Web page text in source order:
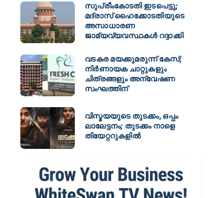
സുപ്രീംകോടതി ഇടപെട്ടു;
മദ്രാസ് ഹൈക്കോടതിയുടെ
അസാധാരണ
ജാമ്യവ്യവസ്ഥകൾ റദ്ദാക്കി
വടകര മയക്കുമരുന്ന് കേസ്;
നിർണായക ചാറ്റുകളും
ചിത്രങ്ങളും അന്വേഷണ
സംഘത്തിന്
വിസ്മയയുടെ തുടക്കം, ഒപ്പം
ലാലേട്ടനം; തുടക്കം നാളെ
തിയേറ്ററുകളിൽ